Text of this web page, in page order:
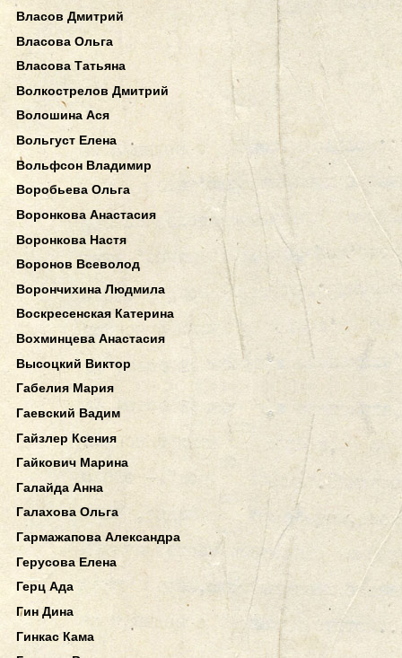
Власов Дмитрий
Власова Ольга
Власова Татьяна
Волкострелов Дмитрий
Волошина Ася
Вольгуст Елена
Вольфсон Владимир
Воробьева Ольга
Воронкова Анастасия
Воронкова Настя
Воронов Всеволод
Ворончихина Людмила
Воскресенская Катерина
Вохминцева Анастасия
Высоцкий Виктор
Габелия Мария
Гаевский Вадим
Гайзлер Ксения
Гайкович Марина
Галайда Анна
Галахова Ольга
Гармажапова Александра
Герусова Елена
Герц Ада
Гин Дина
Гинкас Кама